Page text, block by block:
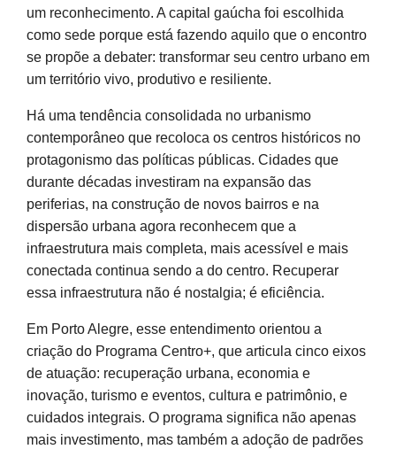
um reconhecimento. A capital gaúcha foi escolhida
como sede porque está fazendo aquilo que o encontro
se propõe a debater: transformar seu centro urbano em
um território vivo, produtivo e resiliente.
Há uma tendência consolidada no urbanismo
contemporâneo que recoloca os centros históricos no
protagonismo das políticas públicas. Cidades que
durante décadas investiram na expansão das
periferias, na construção de novos bairros e na
dispersão urbana agora reconhecem que a
infraestrutura mais completa, mais acessível e mais
conectada continua sendo a do centro. Recuperar
essa infraestrutura não é nostalgia; é eficiência.
Em Porto Alegre, esse entendimento orientou a
criação do Programa Centro+, que articula cinco eixos
de atuação: recuperação urbana, economia e
inovação, turismo e eventos, cultura e patrimônio, e
cuidados integrais. O programa significa não apenas
mais investimento, mas também a adoção de padrões